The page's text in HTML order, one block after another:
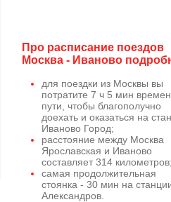
Про расписание поездов
Москва - Иваново
для поездки из Москвы вы
потратите 7 ч 5 мин
пути, чтобы благополучно
доехать и оказаться на
Иваново Город;
расстояние между Москва
Ярославская и Иваново
составляет 314 километров;
самая продолжительная
стоянка - 30 мин на
Александров.